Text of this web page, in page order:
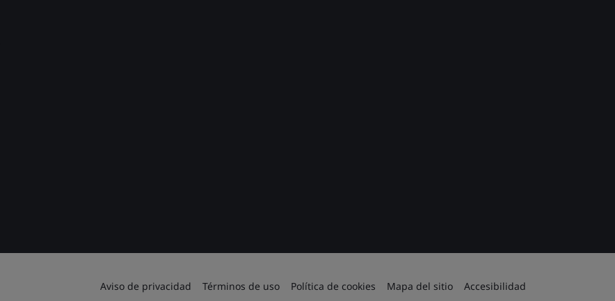
Aviso de privacidad Términos de uso Política de cookies Mapa del sitio Accesibilidad